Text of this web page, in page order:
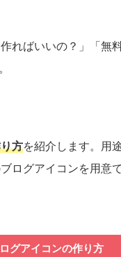
ればいいの？」「無
方を紹介します。用
ログアイコンを用意で
ログアイコンの作り方